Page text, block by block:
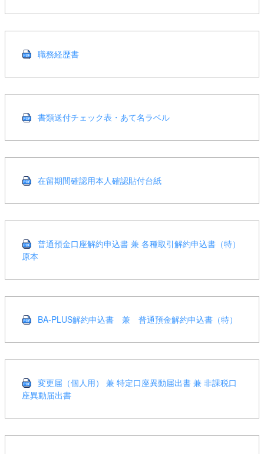
職務経歴書
書類送付チェック表・あて名ラベル
在留期間確認用本人確認貼付台紙
普通預⾦⼝座解約申込書 兼 各種取引解約申込書（特）
原本
BA-PLUS解約申込書 兼 普通預金解約申込書（特）
変更届（個人用） 兼 特定口座異動届出書 兼 非課税口
座異動届出書